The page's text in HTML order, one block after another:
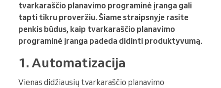
tvarkaraščio planavimo programinė įranga gali
tapti tikru proveržiu. Šiame straipsnyje rasite
penkis būdus, kaip tvarkaraščio planavimo
programinė įranga padeda didinti produktyvumą.
1. Automatizacija
Vienas didžiausių tvarkaraščio planavimo